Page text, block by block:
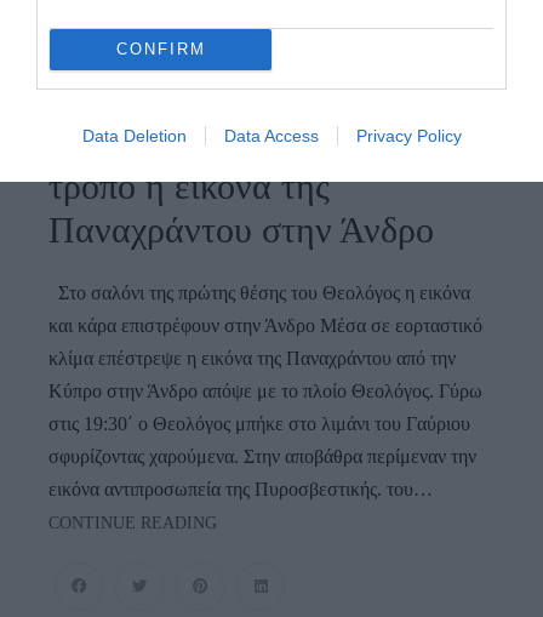
CONFIRM
Data Deletion Data Access Privacy Policy
Κατηγορία:ΚΟΙΝΩΝΙΑ
Δημοσίευση: 15/02/2016
Σχόλια: 0
Επέστρεψε με πανηγυρικό
τρόπο η εικόνα της
Παναχράντου στην Άνδρο
Στο σαλόνι της πρώτης θέσης του Θεολόγος η εικόνα
και κάρα επιστρέφουν στην Άνδρο Μέσα σε εορταστικό
κλίμα επέστρεψε η εικόνα της Παναχράντου από την
Κύπρο στην Άνδρο απόψε με το πλοίο Θεολόγος. Γύρω
στις 19:30΄ ο Θεολόγος μπήκε στο λιμάνι του Γαύριου
σφυρίζοντας χαρούμενα. Στην αποβάθρα περίμεναν την
εικόνα αντιπροσωπεία της Πυροσβεστικής. του…
CONTINUE READING